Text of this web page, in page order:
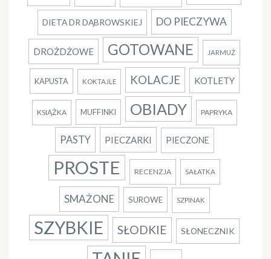
DIETA DR DĄBROWSKIEJ DO PIECZYWA
DROŻDŻOWE GOTOWANE JARMUŻ
KAPUSTA KOKTAJLE KOLACJE KOTLETY
KSIĄŻKA MUFFINKI OBIADY PAPRYKA
PASTY PIECZARKI PIECZONE
PROSTE RECENZJA SAŁATKA
SMAŻONE SUROWE SZPINAK
SZYBKIE SŁODKIE SŁONECZNIK